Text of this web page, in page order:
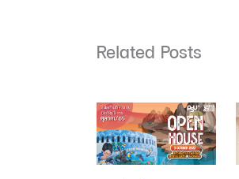
Related Posts